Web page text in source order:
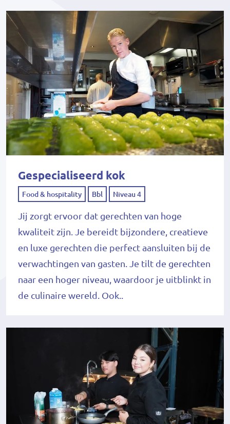
Gespecialiseerd kok
Food & hospitality Bbl Niveau 4
Jij zorgt ervoor dat gerechten van hoge
kwaliteit zijn. Je bereidt bijzondere, creatieve
en luxe gerechten die perfect aansluiten bij de
verwachtingen van gasten. Je tilt de gerechten
naar een hoger niveau, waardoor je uitblinkt in
de culinaire wereld. Ook..